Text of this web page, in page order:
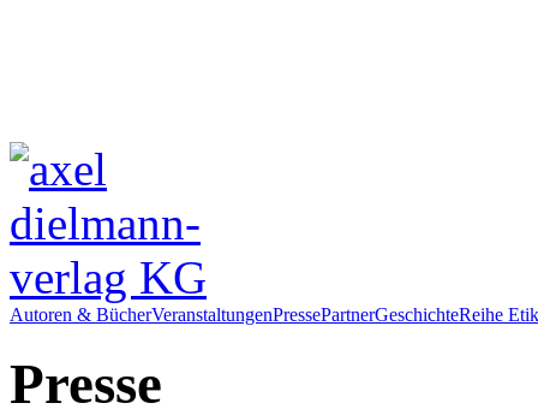
Autoren & BücherVeranstaltungenPressePartnerGeschichteReihe
Presse